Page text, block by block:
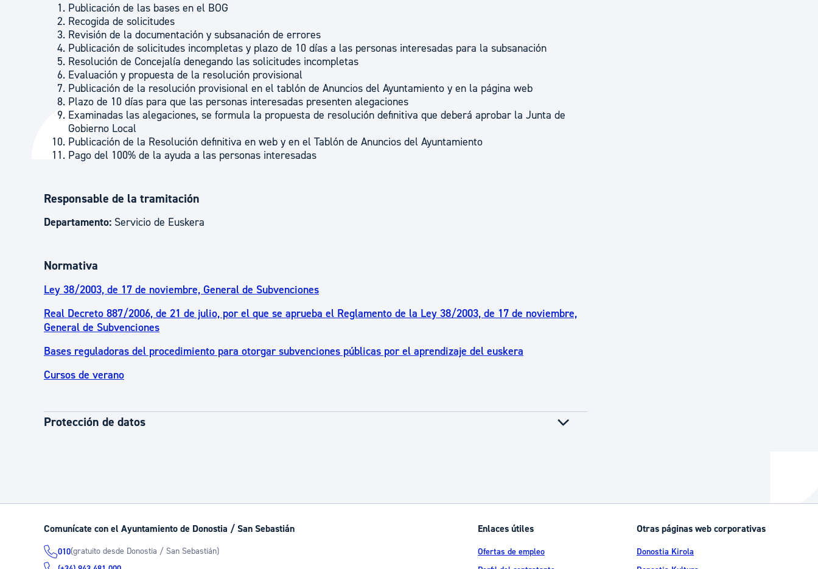
Publicación de las bases en el BOG
Recogida de solicitudes
Revisión de la documentación y subsanación de errores
Publicación de solicitudes incompletas y plazo de 10 días a las personas interesadas para la subsanación
Resolución de Concejalía denegando las solicitudes incompletas
Evaluación y propuesta de la resolución provisional
Publicación de la resolución provisional en el tablón de Anuncios del Ayuntamiento y en la página web
Plazo de 10 días para que las personas interesadas presenten alegaciones
Examinadas las alegaciones, se formula la propuesta de resolución definitiva que deberá aprobar la Junta de
Gobierno Local
Publicación de la Resolución definitiva en web y en el Tablón de Anuncios del Ayuntamiento
Pago del 100% de la ayuda a las personas interesadas
Responsable de la tramitación
Departamento: Servicio de Euskera
Normativa
Ley 38/2003, de 17 de noviembre, General de Subvenciones
Real Decreto 887/2006, de 21 de julio, por el que se aprueba el Reglamento de la Ley 38/2003, de 17 de noviembre,
General de Subvenciones
Bases reguladoras del procedimiento para otorgar subvenciones públicas por el aprendizaje del euskera
Cursos de verano
Protección de datos
Comunícate con el Ayuntamiento de Donostia / San Sebastián
010(gratuito desde Donostia / San Sebastián)
Enlaces útiles
Ofertas de empleo
Otras páginas web corporativas
Donostia Kirola